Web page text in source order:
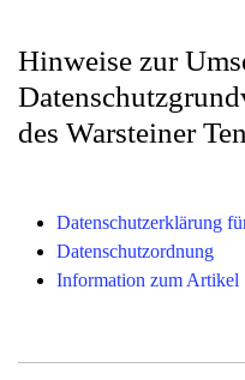
Hinweise zur
des Warsteiner
Datenschutzerklärung
Datenschutzordnung
Information zum Artikel